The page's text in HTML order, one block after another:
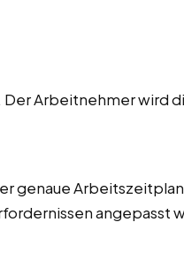
Arbeitnehmer wird
genaue
angepasst